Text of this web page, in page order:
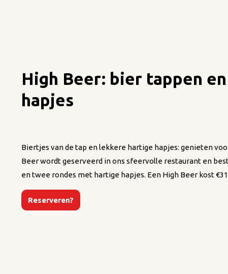
High Beer: bier tappen
hapjes
Biertjes van de tap en lekkere hartige hapjes: genieten
Beer wordt geserveerd in ons sfeervolle restaurant en
en twee rondes met hartige hapjes. Een High Beer kost
Reserveren?